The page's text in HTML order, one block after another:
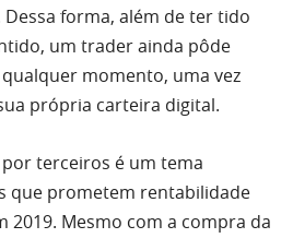
Dessa forma, além de ter tido
um trader ainda pôde
momento, uma vez
própria carteira digital.
terceiros é um tema
que prometem rentabilidade
2019. Mesmo com a compra da